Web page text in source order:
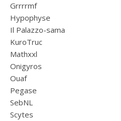
Grrrrmf
Hypophyse
Il Palazzo-sama
KuroTruc
Mathxxl
Onigyros
Ouaf
Pegase
SebNL
Scytes